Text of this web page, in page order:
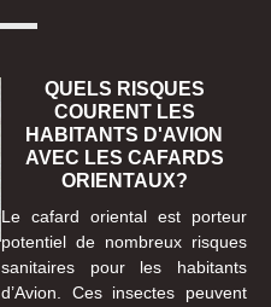
QUELS RISQUES
COURENT LES
HABITANTS D'AVION
AVEC LES CAFARDS
ORIENTAUX?
Le cafard oriental est porteur
potentiel de nombreux risques
sanitaires pour les habitants
d’Avion. Ces insectes peuvent